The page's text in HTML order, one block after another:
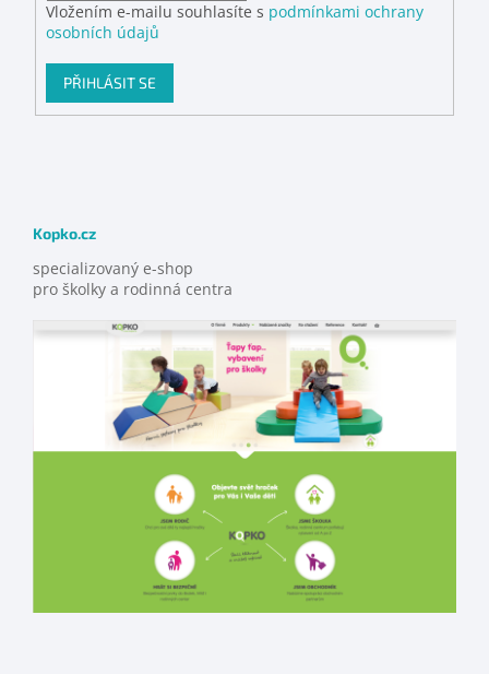
Vložením e-mailu souhlasíte s podmínkami ochrany
osobních údajů
PŘIHLÁSIT SE
Kopko.cz
specializovaný e-shop
pro školky a rodinná centra